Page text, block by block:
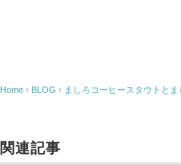
Home › BLOG › ましろコーヒースタウトと
関連記事